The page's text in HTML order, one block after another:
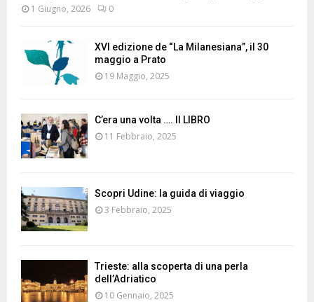
1 Giugno, 2026 0
XVI edizione de “La Milanesiana”, il 30
maggio a Prato
19 Maggio, 2025
C’era una volta …. Il LIBRO
11 Febbraio, 2025
Scopri Udine: la guida di viaggio
3 Febbraio, 2025
Trieste: alla scoperta di una perla
dell’Adriatico
10 Gennaio, 2025